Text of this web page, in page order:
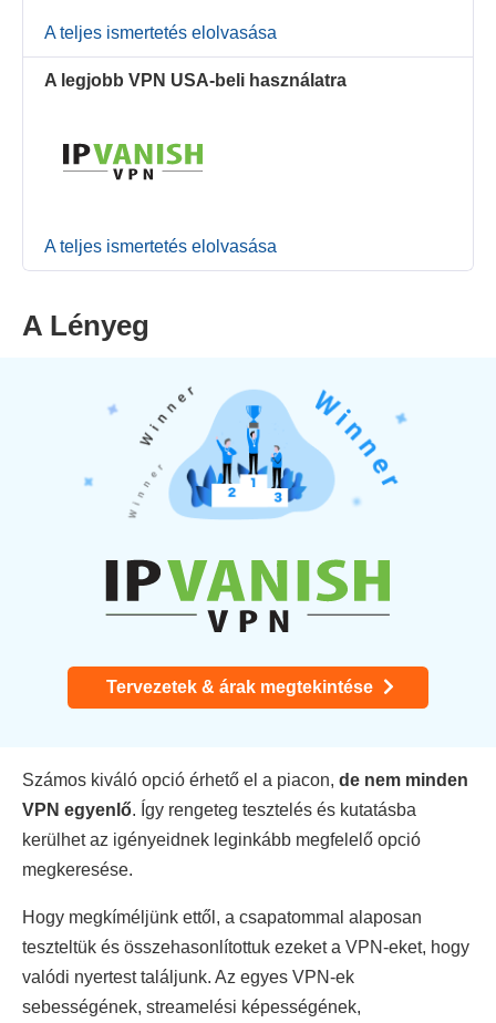
A teljes ismertetés elolvasása
A legjobb VPN USA-beli használatra
A teljes ismertetés elolvasása
A Lényeg
Tervezetek & árak megtekintése
Számos kiváló opció érhető el a piacon, de nem minden
VPN egyenlő. Így rengeteg tesztelés és kutatásba
kerülhet az igényeidnek leginkább megfelelő opció
megkeresése.
Hogy megkíméljünk ettől, a csapatommal alaposan
teszteltük és összehasonlítottuk ezeket a VPN-eket, hogy
valódi nyertest találjunk. Az egyes VPN-ek
sebességének, streamelési képességének,